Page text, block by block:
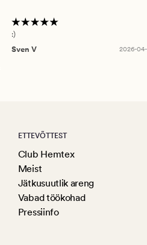
:)
Sven V
2026-
ETTEVÕTTEST
Club Hemtex
Meist
Jätkusuutlik areng
Vabad töökohad
Pressiinfo